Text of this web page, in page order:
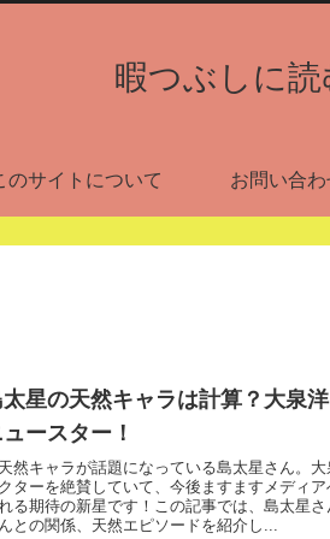
暇つぶしに
のサイトについて お問い合わ
星の天然キャラは計算？大泉
ースター！
然キャラが話題になっている島太星さん。
ターを絶賛していて、今後ますますメディ
る期待の新星です！この記事では、島太星
との関係、天然エピソードを紹介し...